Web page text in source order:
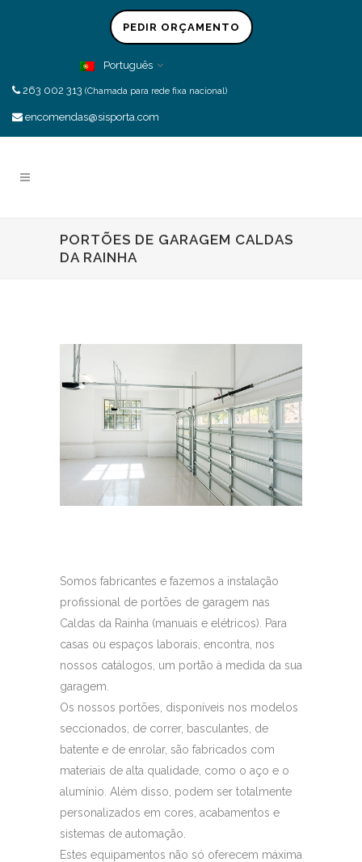
PEDIR ORÇAMENTO
Português
263 002 313 (Chamada para rede fixa nacional)
encomendas@sisporta.com
PORTÕES DE GARAGEM CALDAS
DA RAINHA
Somos fabricantes e fazemos a instalação
profissional de portões de garagem nas
Caldas da Rainha (manuais e elétricos). Para
casas ou espaços laborais, encontra, nos
nossos catálogos, um portão à medida da sua
garagem.
Os nossos portões, disponíveis nos modelos
seccionados, de correr, basculantes, de
batente e de enrolar, são fabricados com
materiais de alta qualidade, como o aço e o
alumínio. Além disso, podem ser totalmente
personalizados em cores, acabamentos e
sistemas de automação.
Estes equipamentos não só oferecem máxima